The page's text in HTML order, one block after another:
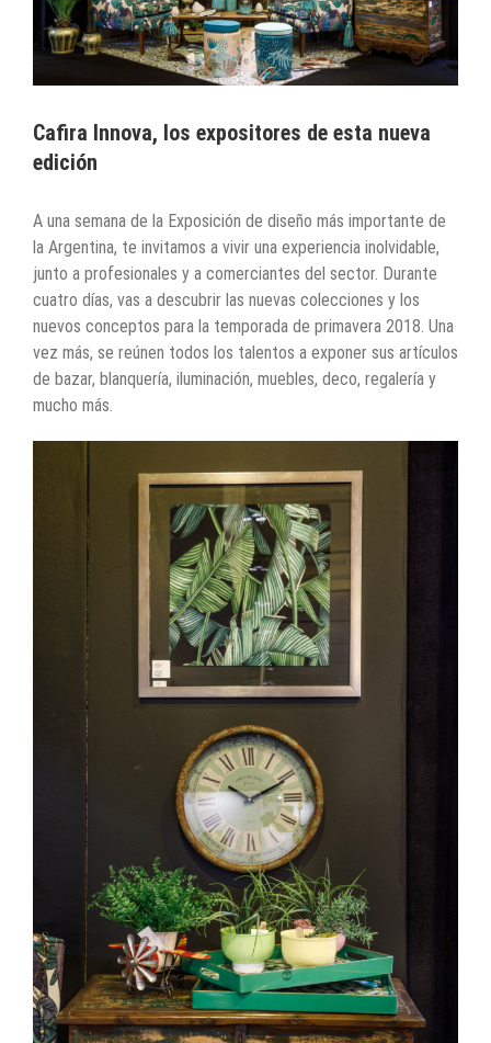
Cafira Innova, los expositores de esta nueva
edición
A una semana de la Exposición de diseño más importante de
la Argentina, te invitamos a vivir una experiencia inolvidable,
junto a profesionales y a comerciantes del sector. Durante
cuatro días, vas a descubrir las nuevas colecciones y los
nuevos conceptos para la temporada de primavera 2018. Una
vez más, se reúnen todos los talentos a exponer sus artículos
de bazar, blanquería, iluminación, muebles, deco, regalería y
mucho más.